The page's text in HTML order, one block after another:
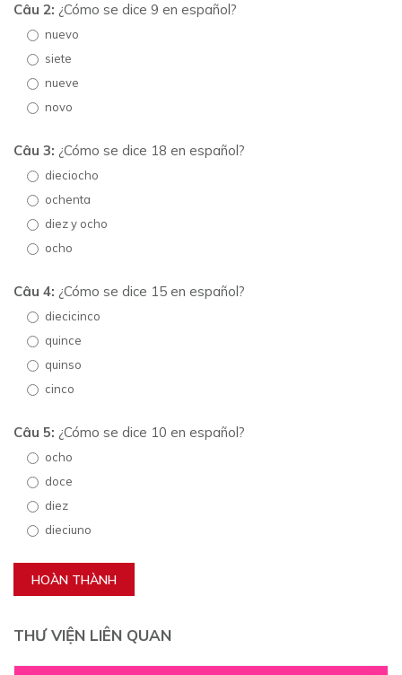
Câu 2: ¿Cómo se dice 9 en español?
nuevo
siete
nueve
novo
Câu 3: ¿Cómo se dice 18 en español?
dieciocho
ochenta
diez y ocho
ocho
Câu 4: ¿Cómo se dice 15 en español?
diecicinco
quince
quinso
cinco
Câu 5: ¿Cómo se dice 10 en español?
ocho
doce
diez
dieciuno
HOÀN THÀNH
THƯ VIỆN LIÊN QUAN